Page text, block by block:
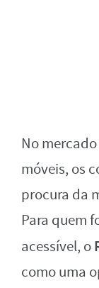
No
móveis, os
procura da
Para quem
acessível, o
como uma